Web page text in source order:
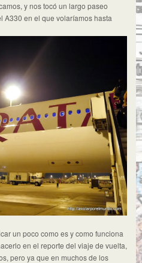
y nos tocó un largo paseo
A330 en el que volaríamos hasta
un poco como es y como funciona
en el reporte del viaje de vuelta,
pero ya que en muchos de los